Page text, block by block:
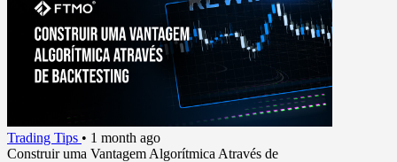
Trading Tips • 1 month ago
Construir uma Vantagem Algorítmica Através de